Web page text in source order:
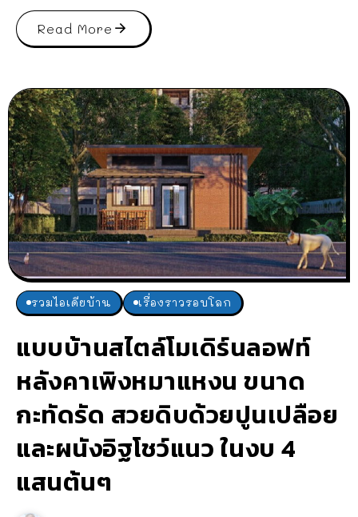
Read More
รวมไอเดียบ้าน เรื่องราวรอบโลก
แบบบ้านสไตล์โมเดิร์นลอฟท์
หลังคาเพิงหมาแหงน ขนาด
กะทัดรัด สวยดิบด้วยปูนเปลือย
และผนังอิฐโชว์แนว ในงบ 4
แสนต้นๆ